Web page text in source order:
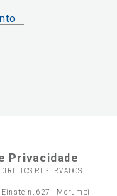
Privacidade
DIREITOS RESERVADOS
Einstein, 627 - Morumbi -